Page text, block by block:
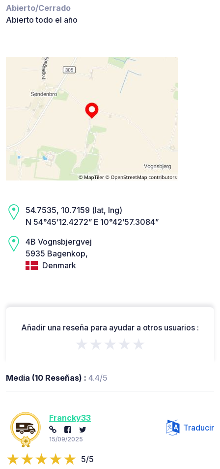
Abierto/Cerrado
Abierto todo el año
54.7535, 10.7159 (lat, lng)
N 54°45’12.4272” E 10°42’57.3084”
4B Vognsbjergvej
5935 Bagenkop,
Denmark
Añadir una reseña para ayudar a otros usuarios :
★★★★★
Media (10 Reseñas) : 4.4/5
Francky33
15/09/2025
Traducir
5/5